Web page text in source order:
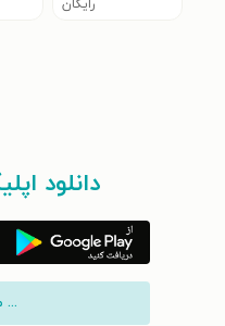
رایگان
دانلود
...